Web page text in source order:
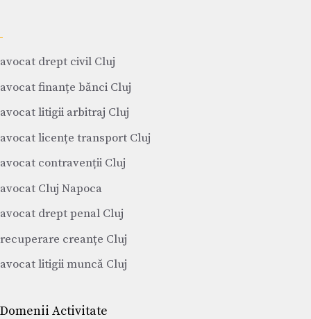
avocat drept civil Cluj
avocat finanțe bănci Cluj
avocat litigii arbitraj Cluj
avocat licențe transport Cluj
avocat contravenții Cluj
avocat Cluj Napoca
avocat drept penal Cluj
recuperare creanțe Cluj
avocat litigii muncă Cluj
Domenii Activitate